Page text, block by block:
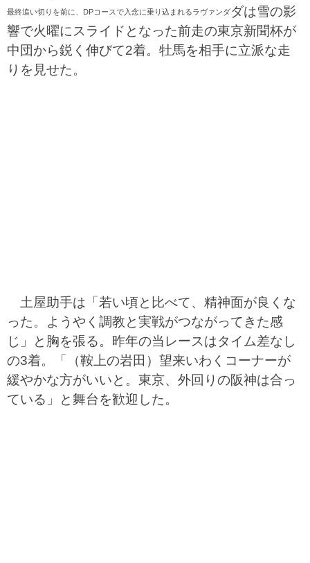
最終追い切りを前に、DPコースで入念に乗り込まれるラヴァンダダは雪の影
響で火曜にスライドとなった前走の東京新聞杯が
中団から鋭く伸びて2着。牡馬を相手に立派な走
りを見せた。
土屋助手は「若い頃と比べて、精神面が良くな
った。ようやく調教と実戦がつながってきた感
じ」と胸を張る。昨年の当レースはタイム差なし
の3着。「（鞍上の岩田）望来いわくコーナーが
緩やかな方がいいと。東京、外回りの阪神は合っ
ている」と舞台を歓迎した。